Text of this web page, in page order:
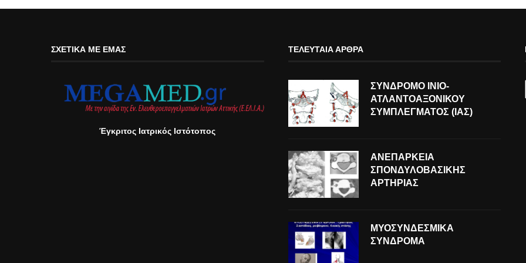
ΣΧΕΤΙΚΆ ΜΕ ΕΜΆΣ
Έγκριτος Ιατρικός Ιστότοπος
ΤΕΛΕΥΤΑΊΑ ΆΡΘΡΑ
ΣΥΝΔΡΟΜΟ ΙΝΙΟ-
ΑΤΛΑΝΤΟΑΞΟΝΙΚΟΥ
ΣΥΜΠΛΕΓΜΑΤΟΣ (ΙΑΣ)
ΑΝΕΠΑΡΚΕΙΑ
ΣΠΟΝΔΥΛΟΒΑΣΙΚΗΣ
ΑΡΤΗΡΙΑΣ
ΜΥΟΣΥΝΔΕΣΜΙΚΑ
ΣΥΝΔΡΟΜΑ